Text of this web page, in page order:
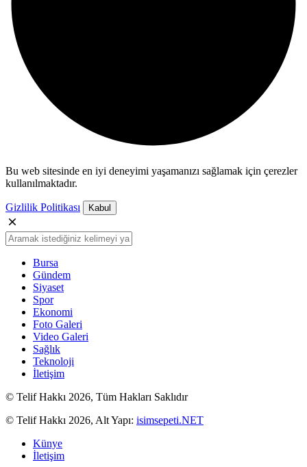
Bu web sitesinde en iyi deneyimi yaşamanızı sağlamak için çerezler
kullanılmaktadır.
Gizlilik Politikası Kabul
Bursa
Gündem
Siyaset
Spor
Ekonomi
Foto Galeri
Video Galeri
Sağlık
Teknoloji
İletişim
© Telif Hakkı 2026, Tüm Hakları Saklıdır
© Telif Hakkı 2026, Alt Yapı: isimsepeti.NET
Künye
İletişim